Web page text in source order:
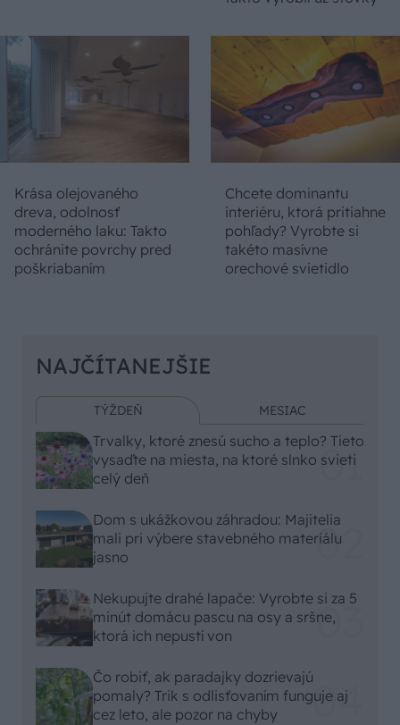
Krása olejovaného
dreva, odolnosť
moderného laku: Takto
ochránite povrchy pred
poškriabaním
Chcete dominantu
interiéru, ktorá pritiahne
pohľady? Vyrobte si
takéto masívne
orechové svietidlo
NAJČÍTANEJŠIE
TÝŽDEŇ MESIAC
Trvalky, ktoré znesú sucho a teplo? Tieto
vysaďte na miesta, na ktoré slnko svieti
celý deň
Dom s ukážkovou záhradou: Majitelia
mali pri výbere stavebného materiálu
jasno
Nekupujte drahé lapače: Vyrobte si za 5
minút domácu pascu na osy a sršne,
ktorá ich nepustí von
Čo robiť, ak paradajky dozrievajú
pomaly? Trik s odlisťovaním funguje aj
cez leto, ale pozor na chyby